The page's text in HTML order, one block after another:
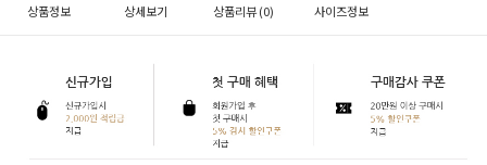
상품정보 상세보기 상품리뷰 (0) 사이즈정보